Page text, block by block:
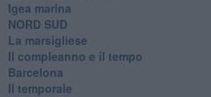
Igea marina
​NORD SUD
La marsigliese
Il compleanno e il tempo
Barcelona
Il temporale